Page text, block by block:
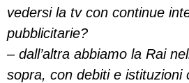
vedersi la tv con continue
pubblicitarie?
– dall’altra abbiamo la Rai
sopra, con debiti e istituzioni